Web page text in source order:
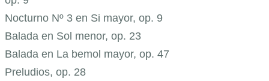
Nocturno Nº 3 en Si mayor, op. 9
Balada en Sol menor, op. 23
Balada en La bemol mayor, op. 47
Preludios, op. 28